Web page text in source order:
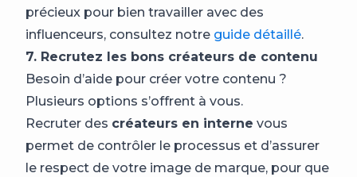
précieux pour bien travailler avec des
influenceurs, consultez notre guide détaillé.
7. Recrutez les bons créateurs de contenu
Besoin d’aide pour créer votre contenu ?
Plusieurs options s’offrent à vous.
Recruter des créateurs en interne vous
permet de contrôler le processus et d’assurer
le respect de votre image de marque, pour que